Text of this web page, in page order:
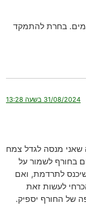
בחרת להתמקד
31/08/2024 בשעה 13:28
שאני מנסה לגדל צמח
בחורף לשמור על
צלזיוס כדי שיכנס לתרדמת, ואם
לעשות זאת
של החורף יספיק.